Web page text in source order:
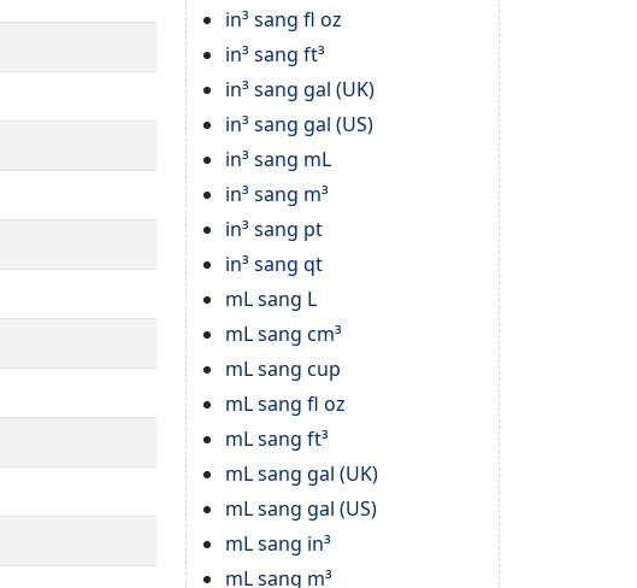
in³ sang fl oz
in³ sang ft³
in³ sang gal (UK)
in³ sang gal (US)
in³ sang mL
in³ sang m³
in³ sang pt
in³ sang qt
mL sang L
mL sang cm³
mL sang cup
mL sang fl oz
mL sang ft³
mL sang gal (UK)
mL sang gal (US)
mL sang in³
mL sang m³